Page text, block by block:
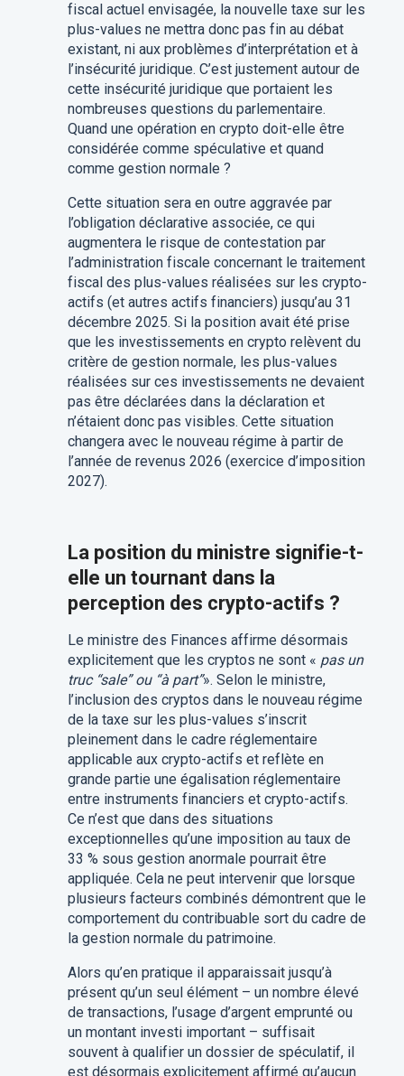
fiscal actuel envisagée, la nouvelle taxe sur les
plus-values ne mettra donc pas fin au débat
existant, ni aux problèmes d’interprétation et à
l’insécurité juridique. C’est justement autour de
cette insécurité juridique que portaient les
nombreuses questions du parlementaire.
Quand une opération en crypto doit-elle être
considérée comme spéculative et quand
comme gestion normale ?
Cette situation sera en outre aggravée par
l’obligation déclarative associée, ce qui
augmentera le risque de contestation par
l’administration fiscale concernant le traitement
fiscal des plus-values réalisées sur les crypto-
actifs (et autres actifs financiers) jusqu’au 31
décembre 2025. Si la position avait été prise
que les investissements en crypto relèvent du
critère de gestion normale, les plus-values
réalisées sur ces investissements ne devaient
pas être déclarées dans la déclaration et
n’étaient donc pas visibles. Cette situation
changera avec le nouveau régime à partir de
l’année de revenus 2026 (exercice d’imposition
2027).
La position du ministre signifie-t-
elle un tournant dans la
perception des crypto-actifs ?
Le ministre des Finances affirme désormais
explicitement que les cryptos ne sont « pas un
truc “sale” ou “à part”». Selon le ministre,
l’inclusion des cryptos dans le nouveau régime
de la taxe sur les plus-values s’inscrit
pleinement dans le cadre réglementaire
applicable aux crypto-actifs et reflète en
grande partie une égalisation réglementaire
entre instruments financiers et crypto-actifs.
Ce n’est que dans des situations
exceptionnelles qu’une imposition au taux de
33 % sous gestion anormale pourrait être
appliquée. Cela ne peut intervenir que lorsque
plusieurs facteurs combinés démontrent que le
comportement du contribuable sort du cadre de
la gestion normale du patrimoine.
Alors qu’en pratique il apparaissait jusqu’à
présent qu’un seul élément – un nombre élevé
de transactions, l’usage d’argent emprunté ou
un montant investi important – suffisait
souvent à qualifier un dossier de spéculatif, il
est désormais explicitement affirmé qu’aucun